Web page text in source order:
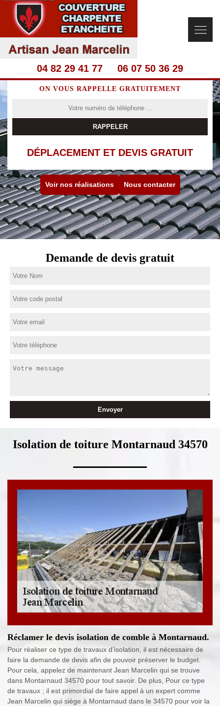
04 82 29 41 77 06 07 50 36 29
ON VOUS RAPPELLE GRATUITEMENT
DÉPLACEMENT ET DEVIS GRATUIT
Voir nos réalisations Nous contacter
Demande de devis gratuit
Isolation de toiture Montarnaud 34570
Réclamer le devis isolation de comble à Montarnaud.
Pour réaliser ce type de travaux d’isolation, il est nécessaire de
faire la demande de devis afin de pouvoir préserver le budget.
Pour cela, appelez de maintenant Jean Marcelin qui se trouve
dans Montarnaud 34570 pour tout savoir. De plus, Pour ce type
de travaux ; il est primordial de faire appel à un expert comme
Jean Marcelin qui siège à Montarnaud dans le 34570 pour voir la